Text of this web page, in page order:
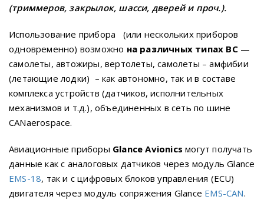
(триммеров, закрылок, шасси, дверей и проч.).
Использование прибора (или нескольких приборов
одновременно) возможно на различных типах ВС—
самолеты, автожиры, вертолеты, самолеты – амфибии
(летающие лодки) – как автономно, так и в составе
комплекса устройств (датчиков, исполнительных
механизмов и т.д.), объединенных в сеть по шине
CANaerospace.
Авиационные приборы Glance Avionics могут получать
данные как с аналоговых датчиков через модуль Glance
EMS-18, так и с цифровых блоков управления (ECU)
двигателя через модуль сопряжения Glance EMS-CAN.